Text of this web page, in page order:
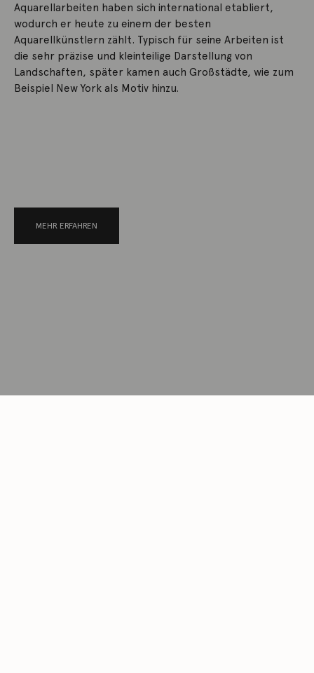
Aquarellarbeiten haben sich international etabliert,
wodurch er heute zu einem der besten
Aquarellkünstlern zählt. Typisch für seine Arbeiten ist
die sehr präzise und kleinteilige Darstellung von
Landschaften, später kamen auch Großstädte, wie zum
Beispiel New York als Motiv hinzu.
MEHR ERFAHREN